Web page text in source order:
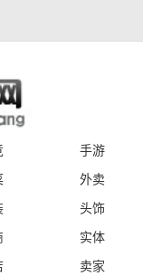
手游
外卖
头饰
实体
卖家